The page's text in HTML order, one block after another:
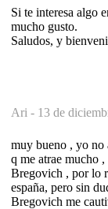
Si te interesa algo
mucho gusto.
Saludos, y
Ari - 13 de
muy bueno , yo no
q me atrae mucho
Bregovich , por lo
españa, pero sin
Bregovich me